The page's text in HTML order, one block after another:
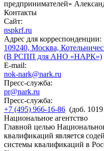
предпринимателей»
Контакты
Сайт:
nspkrf.ru
Адрес для корреспонденции:
109240, Москва,
(В РСПП для АНО «НАРК»)
E-mail:
nok-nark@nark.ru
Пресс-служба:
pr@nark.ru
Пресс-служба:
+7 (495) 966-16-86 (доб.
Национальное агентство
Главной целью
квалификаций является
системы квалификаций в